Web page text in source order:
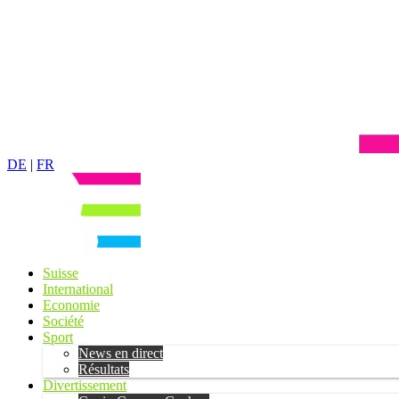
DE | FR
Suisse
International
Economie
Société
Sport
News en direct
Résultats
Divertissement